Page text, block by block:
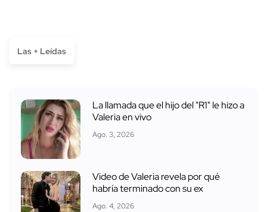
Las + Leídas
La llamada que el hijo del "R1" le hizo a
Valeria en vivo
Ago. 3, 2026
Video de Valeria revela por qué
habría terminado con su ex
Ago. 4, 2026